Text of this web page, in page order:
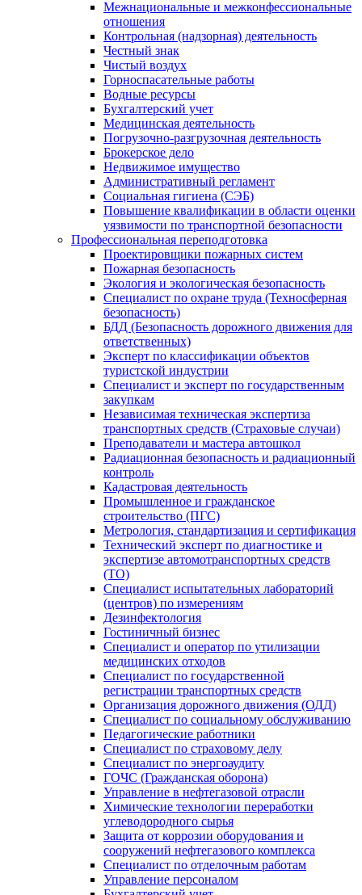
Межнациональные и межконфессиональные
отношения
Контрольная (надзорная) деятельность
Честный знак
Чистый воздух
Горноспасательные работы
Водные ресурсы
Бухгалтерский учет
Медицинская деятельность
Погрузочно-разгрузочная деятельность
Брокерское дело
Недвижимое имущество
Административный регламент
Социальная гигиена (СЭБ)
Повышение квалификации в области оценки
уязвимости по транспортной безопасности
Профессиональная переподготовка
Проектировщики пожарных систем
Пожарная безопасность
Экология и экологическая безопасность
Специалист по охране труда (Техносферная
безопасность)
БДД (Безопасность дорожного движения для
ответственных)
Эксперт по классификации объектов
туристской индустрии
Специалист и эксперт по государственным
закупкам
Независимая техническая экспертиза
транспортных средств (Страховые случаи)
Преподаватели и мастера автошкол
Радиационная безопасность и радиационный
контроль
Кадастровая деятельность
Промышленное и гражданское
строительство (ПГС)
Метрология, стандартизация и сертификация
Технический эксперт по диагностике и
экспертизе автомотранспортных средств
(ТО)
Специалист испытательных лабораторий
(центров) по измерениям
Дезинфектология
Гостиничный бизнес
Специалист и оператор по утилизации
медицинских отходов
Специалист по государственной
регистрации транспортных средств
Организация дорожного движения (ОДД)
Специалист по социальному обслуживанию
Педагогические работники
Специалист по страховому делу
Специалист по энергоаудиту
ГОЧС (Гражданская оборона)
Управление в нефтегазовой отрасли
Химические технологии переработки
углеводородного сырья
Защита от коррозии оборудования и
сооружений нефтегазового комплекса
Специалист по отделочным работам
Управление персоналом